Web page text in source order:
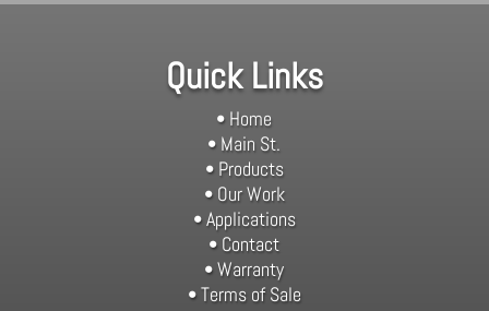
Quick Links
• Home
• Main St.
• Products
• Our Work
• Applications
• Contact
• Warranty
• Terms of Sale